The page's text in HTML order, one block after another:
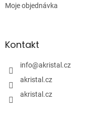
Moje objednávka
Kontakt
info@akristal.cz
akristal.cz
akristal.cz